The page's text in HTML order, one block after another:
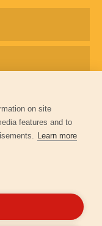
fenntartva
on site
features and to
Learn more